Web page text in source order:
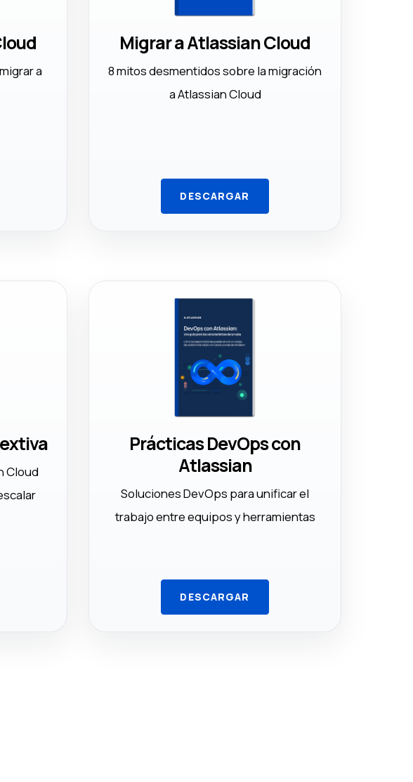
a
Migrar a Atlassian Cloud
8 mitos desmentidos sobre la migración
a Atlassian Cloud
DESCARGAR
Cloud
Prácticas DevOps con
Atlassian
Soluciones DevOps para unificar el
trabajo entre equipos y herramientas
DESCARGAR